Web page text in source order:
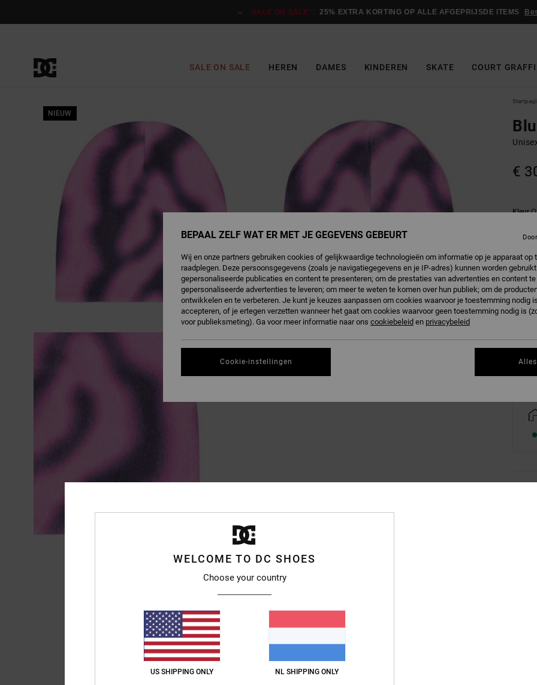
SALE ON SALE*: 25% EXTRA KORTING OP ALLE AFGEPRIJSDE ITEMS
SALE ON SALE HEREN DAMES KINDEREN SKATE COURT
NIEUW
€
Kleur
WELCOME TO DC SHOES
Choose your country
US SHIPPING ONLY NL SHIPPING ONLY
BEPAAL ZELF WAT ER MET JE GEGEVENS GEBEURT
Wij en onze partners gebruiken cookies of gelijkwaardige technologieën om informatie op je apparaat op
raadplegen. Deze persoonsgegevens (zoals je navigatiegegevens en je IP-adres) kunnen worden
gepersonaliseerde publicaties en content te presenteren; om de prestaties van advertenties en content
gepersonaliseerde advertenties te leveren; om meer te weten te komen over hun publiek; om de
ontwikkelen en te verbeteren. Je kunt je keuzes aanpassen om cookies waarvoor je toestemming nodig
accepteren, of je ertegen verzetten wanneer het gaat om cookies waarvoor geen toestemming nodig is
voor publieksmeting). Ga voor meer informatie naar ons cookiebeleid en privacybeleid
Cookie-instellingen